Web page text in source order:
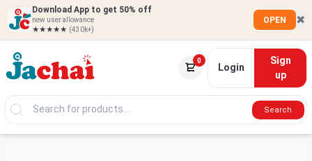
Download App to get 50% off
new user allowance
★★★★★ (430k+)
OPEN ✖
0
Login
Sign
up
Search